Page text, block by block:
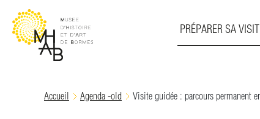
PRÉPARER SA
Accueil Agenda -old Visite guidée : parcours permanent